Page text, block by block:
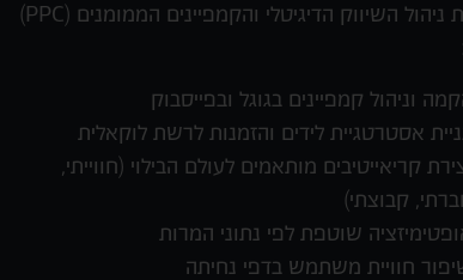
במסגרת ניהול השיווק הדיגיטלי והקמפיינים הממומנים (PPC)
וניהול קמפיינים בגוגל ובפייסבוק
אסטרטגיית לידים והזמנות לרשת לוקאלית
קריאייטיבים מותאמים לעולם הבילוי (חווייתי,
קבוצתי)
שוטפת לפי נתוני המרות
חוויית משתמש בדפי נחיתה